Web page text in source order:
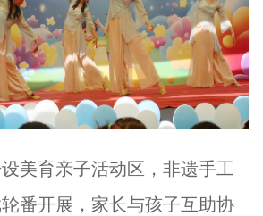
美育亲子活动区，非遗手工
番开展，家长与孩子互助协